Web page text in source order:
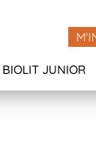
BIOLIT JUNIOR